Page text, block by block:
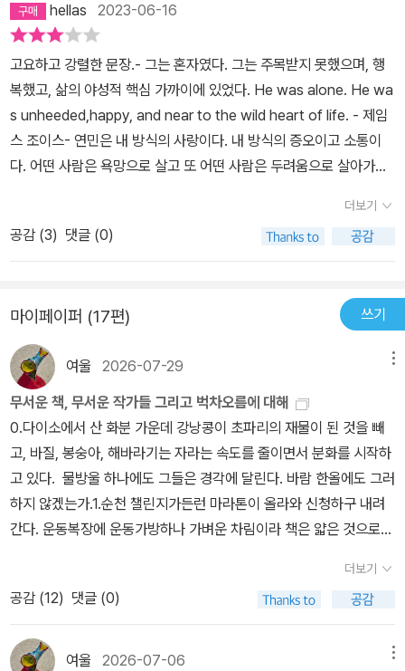
hellas 2023-06-16
고요하고 강렬한 문장.- 그는 혼자였다. 그는 주목받지 못했으며, 행
복했고, 삶의 야성적 핵심 가까이에 있었다. He was alone. He wa
s unheeded,happy, and near to the wild heart of life. - 제임
스 조이스- 연민은 내 방식의 사랑이다. 내 방식의 증오이고 소통이
다. 어떤 사람은 욕망으로 살고 또 어떤 사람은 두려움으로 살아가듯,
일들에 대한 연민. - 28- 이상적인 인간이라는 건, 다른 사람들에게
더 가치 있는 존재를 뜻하는 게 아니야. 자기 안에서 더 가치 있는 존
재를 뜻하는 거지. 내 말 이해하겠니, 주아나? - 78- 세상에서 누가
있더라도 말이야. 하지만 네 자신이 무엇을 느끼는지 모른다는 건 마
음에 걸리는구나. - 81- 그동안 행복이나 불행은 늘 부질없었다. 심지
어 사랑했던 것들조차 그랬다. 행복하지 않음, 혹은 불행은 너무 강력
해서 그녀를 물질적으로 구성하는 원소들을 변형시켜 버렸으며, 진실
을 향한 여정이 늘 그래야하듯 그녀에게 단 하나의 길만을 제시했다.
난 계속해서 삶의 고리들을 열고 닫으며, 그것들을 내던지고, 시들고,
과거로 가득 채워진 채, 새로 시작한다. 그것들은 어째서 하나의 덩어
리로 합쳐져 인생의 바닥짐이 되어 주지 않고 저렇게 각자 외따로 존
재하고 있을까? 그것들은 각자인 채로도 너무 온전했다. 하나하나의
기 위해 과거나 미래를 필요로 하지 않았다. - 160- 나는 무언가를 조
용히 극복한다...... - 2782023. jun.#야생의심장가까이 #클라리시
리스팩토르
더보기
공감 (3) 댓글 (0)
마이페이퍼 (17편) 쓰기
여울 2026-07-29
무서운 책, 무서운 작가들 그리고 벅차오름에 대해
0.다이소에서 산 화분 가운데 강낭콩이 초파리의 재물이 된 것을 빼
고, 바질, 봉숭아, 해바라기는 자라는 속도를 줄이면서 분화를 시작하
고 있다. 물방울 하나에도 그들은 경각에 달린다. 바람 한올에도 그러
하지 않겠는가.1.순천 챌린지가든런 마라톤이 올라와 신청하구 내려
간다. 운동복장에 운동가방하나 가벼운 차림이라 책은 얇은 것으로
4시간이 걸리는 시외버스. 중간 휴게소도 들르고 옆자리 손님이 호두
과자도 건넨다. 기다리다 내리고 또 가고 그렇게 도착한 시간이 저녁
8시반이다. 숙소에 들르기는 애매한 시간, 아랫장 야시장에 들러 요
기를 할 생각이다. 육전 명태살전 부추전까지 오랫만에 폭식이다. 그
더보기
공감 (12) 댓글 (0)
여울 2026-07-06